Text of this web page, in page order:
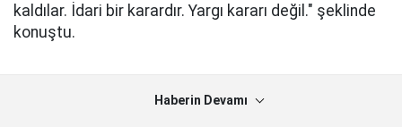
kaldılar. İdari bir karardır. Yargı kararı değil." şeklinde
konuştu.
Haberin Devamı